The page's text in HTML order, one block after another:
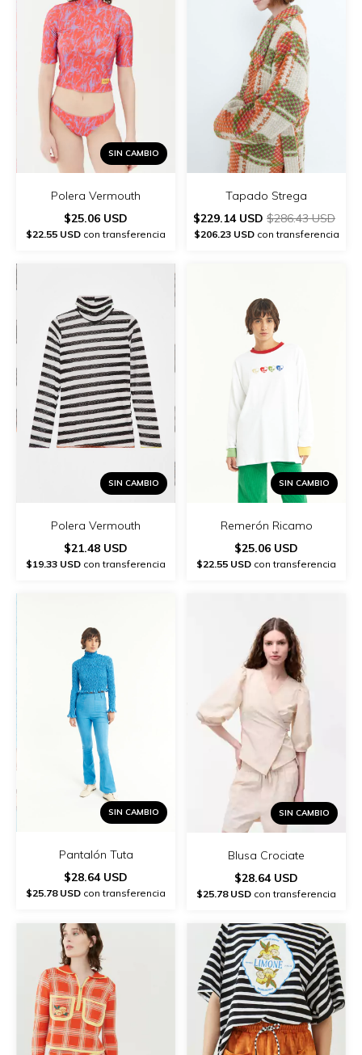
SIN CAMBIO
Polera Vermouth
$25.06 USD
$22.55 USD con transferencia
Tapado Strega
$229.14 USD $286.43 USD
$206.23 USDcon transferencia
SIN CAMBIO
Polera Vermouth
$21.48 USD
$19.33 USD con transferencia
SIN CAMBIO
Remerón Ricamo
$25.06 USD
$22.55 USD con transferencia
SIN CAMBIO
Pantalón Tuta
$28.64 USD
$25.78 USD con transferencia
SIN CAMBIO
Blusa Crociate
$28.64 USD
$25.78 USD con transferencia